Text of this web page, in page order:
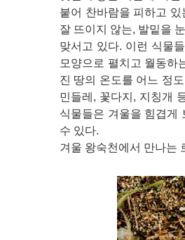
붙어 찬바람을 피하고
잘 뜨이지 않는, 발밑을
맞서고 있다. 이런 식물
모양으로 펼치고 월동하
진 땅의 온도를 어느 정
민들레, 꽃다지, 지칭개
식물들은 겨울을 힘겹게
수 있다.
겨울 왕숙천에서 만나는